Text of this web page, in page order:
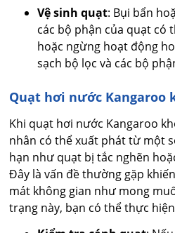
Vệ sinh quạt: Bụi bẩn
các bộ phận của quạt có
hoặc ngừng hoạt động
sạch bộ lọc và các bộ
Quạt hơi nước Kangaroo
Khi quạt hơi nước Kangaroo
nhân có thể xuất phát từ một
hạn như quạt bị tắc nghẽn
Đây là vấn đề thường gặp
mát không gian như mong
trạng này, bạn có thể thực